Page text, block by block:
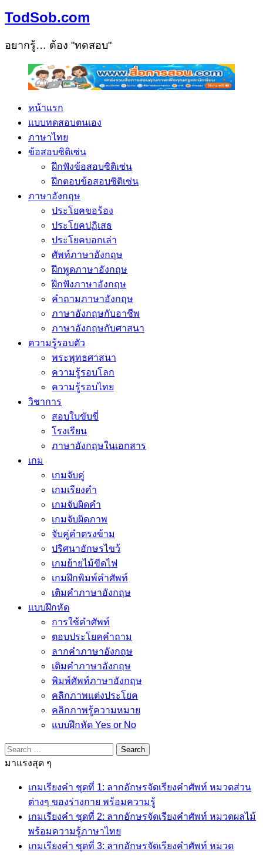
TodSob.com
อยากรู้… ต้อง "ทดสอบ"
หน้าแรก
แบบทดสอบตนเอง
ภาษาไทย
ข้อสอบซิติเซ่น
ฝึกฟังข้อสอบซิติเซ่น
ฝึกตอบข้อสอบซิติเซ่น
ภาษาอังกฤษ
ประโยคขอร้อง
ประโยคปฏิเสธ
ประโยคบอกเล่า
ศัพท์ภาษาอังกฤษ
ฝึกพูดภาษาอังกฤษ
ฝึกฟังภาษาอังกฤษ
คำถามภาษาอังกฤษ
ภาษาอังกฤษกับอาชีพ
ภาษาอังกฤษกับศาสนา
ความรู้รอบตัว
พระพุทธศาสนา
ความรู้รอบโลก
ความรู้รอบไทย
วิชาการ
สอบใบขับขี่
โรงเรียน
ภาษาอังกฤษในเอกสาร
เกม
เกมจับคู่
เกมเรียงคำ
เกมจับผิดคำ
เกมจับผิดภาพ
จับคู่คำตรงข้าม
ปริศนาอักษรไขว้
เกมย้ายไม้ขีดไฟ
เกมฝึกพิมพ์คำศัพท์
เติมคำภาษาอังกฤษ
แบบฝึกหัด
การใช้คำศัพท์
ตอบประโยคคำถาม
ลากคำภาษาอังกฤษ
เติมคำภาษาอังกฤษ
พิมพ์ศัพท์ภาษาอังกฤษ
คลิกภาพแต่งประโยค
คลิกภาพรู้ความหมาย
แบบฝึกหัด Yes or No
Search
for:
มาแรงสุด ๆ
เกมเรียงคำ ชุดที่ 1: ลากอักษรจัดเรียงคำศัพท์ หมวดส่วน
ต่างๆ ของร่างกาย พร้อมความรู้
เกมเรียงคำ ชุดที่ 2: ลากอักษรจัดเรียงคำศัพท์ หมวดผลไม้
พร้อมความรู้ภาษาไทย
เกมเรียงคำ ชุดที่ 3: ลากอักษรจัดเรียงคำศัพท์ หมวด